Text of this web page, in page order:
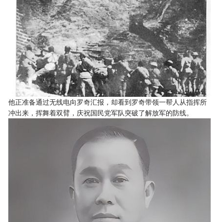
他正准备通过无线电向罗奇汇报，却看到罗奇带领一帮人从指挥所
冲出来，挥舞着双臂，庆祝国民党军队突破了解放军的防线。